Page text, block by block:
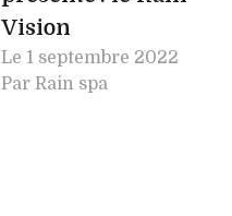
Vision
Le 1 septembre 2022
Par Rain spa